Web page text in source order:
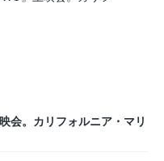
会。カリフォルニア・マリ